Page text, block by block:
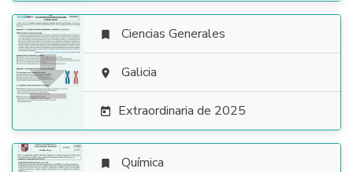

 Ciencias Generales
 Galicia
 Extraordinaria de 2025
 Química